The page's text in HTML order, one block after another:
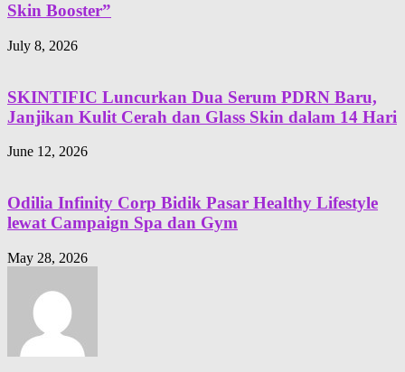
Skin Booster”
July 8, 2026
SKINTIFIC Luncurkan Dua Serum PDRN Baru,
Janjikan Kulit Cerah dan Glass Skin dalam 14 Hari
June 12, 2026
Odilia Infinity Corp Bidik Pasar Healthy Lifestyle
lewat Campaign Spa dan Gym
May 28, 2026